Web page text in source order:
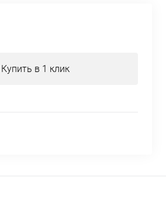
Купить в 1 клик